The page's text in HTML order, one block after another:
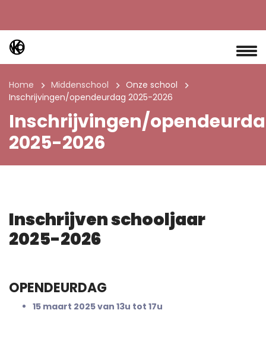
Home Middenschool
Onze school
Inschrijvingen/opendeurdag 2025-2026
Inschrijvingen/
2025-2026
Inschrijven schooljaar
2025-2026
OPENDEURDAG
15 maart 2025 van 13u tot 17u